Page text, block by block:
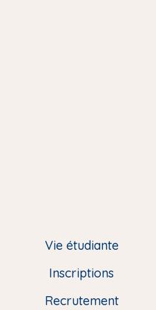
Vie étudiante
Inscriptions
Recrutement